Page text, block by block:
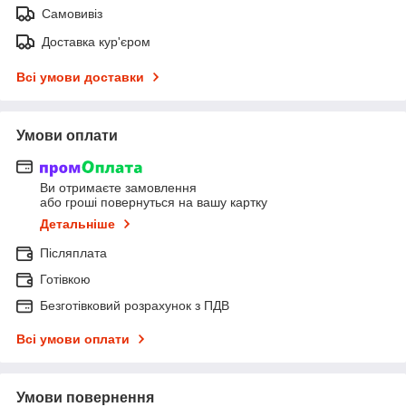
Самовивіз
Доставка кур'єром
Всі умови доставки
Умови оплати
Ви отримаєте замовлення
або гроші повернуться на вашу картку
Детальніше
Післяплата
Готівкою
Безготівковий розрахунок з ПДВ
Всі умови оплати
Умови повернення